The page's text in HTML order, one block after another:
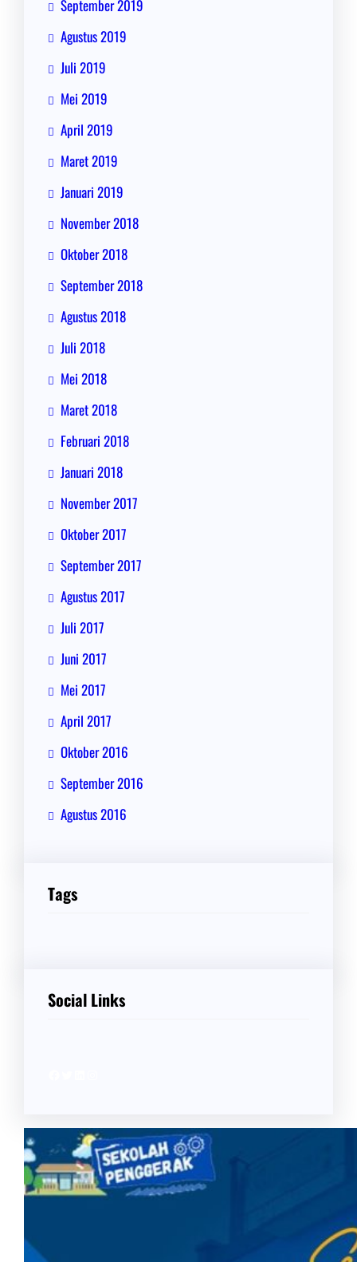
September 2019
Agustus 2019
Juli 2019
Mei 2019
April 2019
Maret 2019
Januari 2019
November 2018
Oktober 2018
September 2018
Agustus 2018
Juli 2018
Mei 2018
Maret 2018
Februari 2018
Januari 2018
November 2017
Oktober 2017
September 2017
Agustus 2017
Juli 2017
Juni 2017
Mei 2017
April 2017
Oktober 2016
September 2016
Agustus 2016
Tags
Social Links